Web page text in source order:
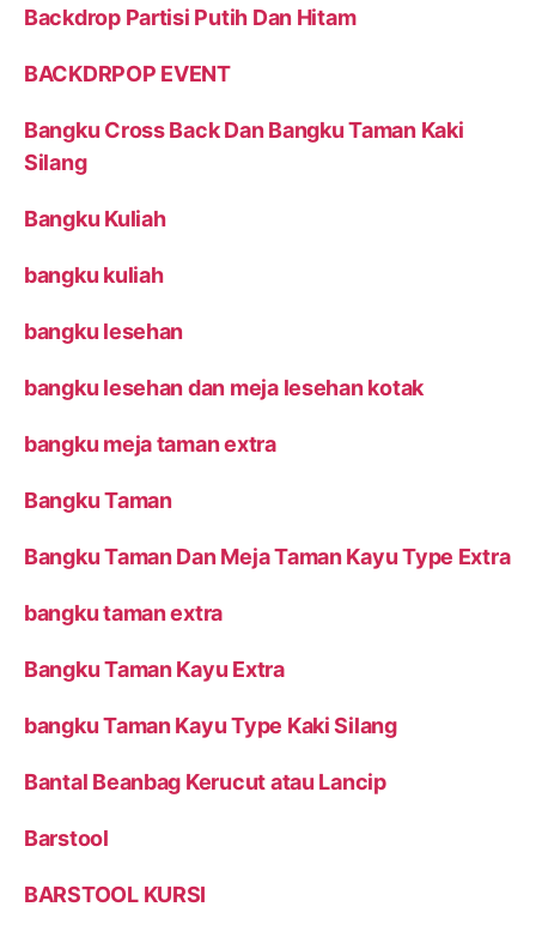
Backdrop Partisi Putih Dan Hitam
BACKDRPOP EVENT
Bangku Cross Back Dan Bangku Taman Kaki
Silang
Bangku Kuliah
bangku kuliah
bangku lesehan
bangku lesehan dan meja lesehan kotak
bangku meja taman extra
Bangku Taman
Bangku Taman Dan Meja Taman Kayu Type Extra
bangku taman extra
Bangku Taman Kayu Extra
bangku Taman Kayu Type Kaki Silang
Bantal Beanbag Kerucut atau Lancip
Barstool
BARSTOOL KURSI